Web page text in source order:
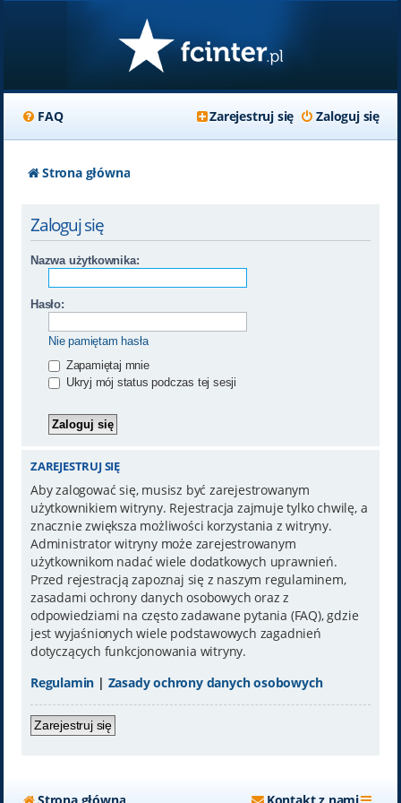
FAQ Zaloguj się
Zarejestruj się
Strona główna
Zaloguj się
Nazwa użytkownika:
Hasło:
Nie pamiętam hasła
Zapamiętaj mnie
Ukryj mój status podczas tej sesji
ZAREJESTRUJ SIĘ
Aby zalogować się, musisz być zarejestrowanym
użytkownikiem witryny. Rejestracja zajmuje tylko chwilę, a
znacznie zwiększa możliwości korzystania z witryny.
Administrator witryny może zarejestrowanym
użytkownikom nadać wiele dodatkowych uprawnień.
Przed rejestracją zapoznaj się z naszym regulaminem,
zasadami ochrony danych osobowych oraz z
odpowiedziami na często zadawane pytania (FAQ), gdzie
jest wyjaśnionych wiele podstawowych zagadnień
dotyczących funkcjonowania witryny.
Regulamin | Zasady ochrony danych osobowych
Zarejestruj się
Strona główna Kontakt z nami